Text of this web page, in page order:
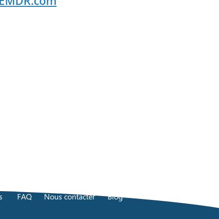
FAQ Nous contacter Blog